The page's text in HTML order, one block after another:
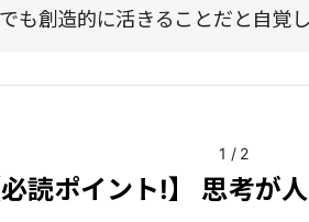
も創造的に活きることだと自覚
1 / 2
必読ポイント!】 思考が